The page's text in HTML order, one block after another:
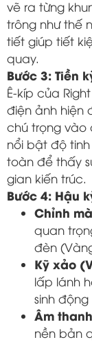
vẽ ra từng
trông như thế
tiết giúp tiết
quay.
Bước 3: Tiền
Ê-kíp của
điện ảnh hiện
chú trọng
nổi bật độ
toàn để thấy
gian kiến trúc.
Bước 4: Hậu
Chỉnh
quan
đèn
Kỹ xảo
lấp lánh
sinh động
Âm
nền bản